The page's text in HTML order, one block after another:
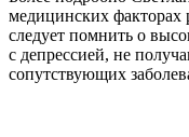
медицинских факторах
следует помнить о
с депрессией, не
сопутствующих